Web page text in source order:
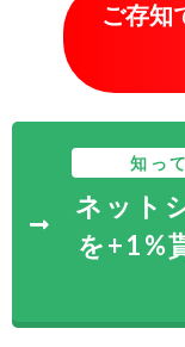
ご存知
知っ
ネット
を+1%